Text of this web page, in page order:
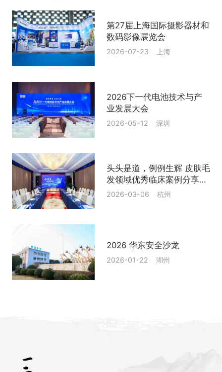
第27届上海国际摄影器材和
数码影像展览会
2026-07-23 上海
2026下一代电池技术与产
业发展大会
2026-05-12 深圳
头头是道，例例生辉 皮肤毛
发领域优秀临床案例分享与
学术交流活动
2026-03-06 杭州
2026 华东安全沙龙
2026-01-22 湖州